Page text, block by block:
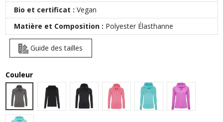
Bio et certificat : Vegan
Matière et Composition : Polyester Élasthanne
Guide des tailles
Couleur
Grey Melange
Jet Black Black Slate MelangeElectric Pink Melange
Ocean MelangeRaspberry